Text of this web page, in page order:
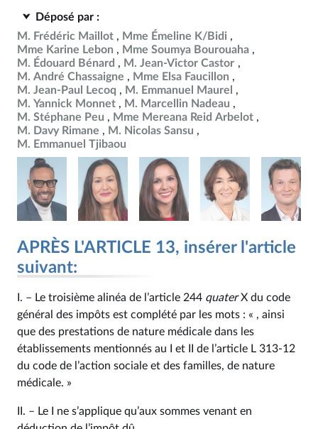
Déposé par :
M. Frédéric Maillot
Mme Émeline K/Bidi
Mme Karine Lebon
Mme Soumya Bourouaha
M. Édouard Bénard
M. Jean-Victor Castor
M. André Chassaigne
Mme Elsa Faucillon
M. Jean-Paul Lecoq
M. Emmanuel Maurel
M. Yannick Monnet
M. Marcellin Nadeau
M. Stéphane Peu
Mme Mereana Reid Arbelot
M. Davy Rimane
M. Nicolas Sansu
M. Emmanuel Tjibaou
APRÈS L'ARTICLE 13, insérer l'article
suivant:
I. – Le troisième alinéa de l’article 244 quaterX du code
général des impôts est complété par les mots : « , ainsi
que des prestations de nature médicale dans les
établissements mentionnés au I et II de l’article L 313‑12
du code de l’action sociale et des familles, de nature
médicale. »
II. – Le I ne s’applique qu’aux sommes venant en